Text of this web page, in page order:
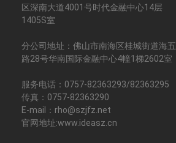
区深南大道4001号时代金融中心14层
1405S室
分公司地址：佛山市南海区桂城街道海五
路28号华南国际金融中心4幢1梯2602室
服务电话：0757-82363293/82363295
传真：0757-82363290
E-mail：rho@szjfz.net
官网地址:www.ideasz.cn